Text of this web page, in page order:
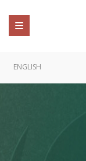
ENGLISH